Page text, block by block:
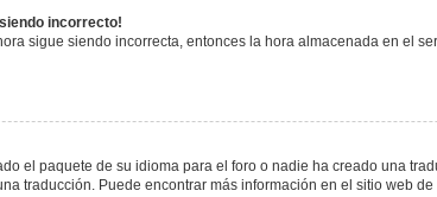
incorrecto!
sigue siendo incorrecta, entonces la hora almacenada en el
el paquete de su idioma para el foro o nadie ha creado una
traducción. Puede encontrar más información en el sitio web de